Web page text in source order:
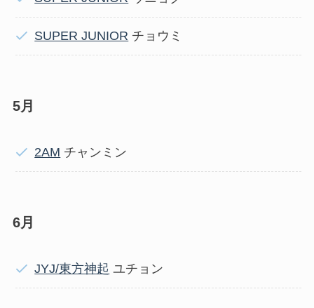
SUPER JUNIOR チョウミ
5月
2AM チャンミン
6月
JYJ/東方神起 ユチョン